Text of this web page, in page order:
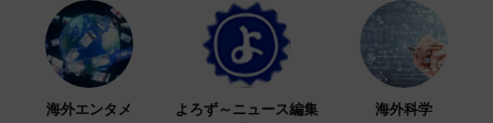
海外エンタメ
よろず～ニュース編集
海外科学